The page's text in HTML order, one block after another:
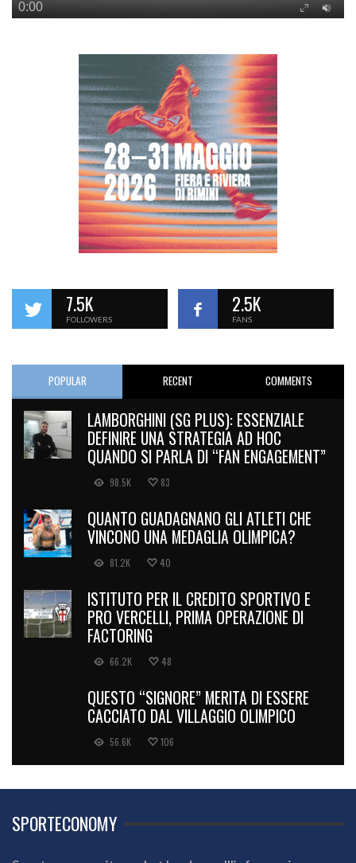
7.5K
FOLLOWERS
2.5K
FANS
POPULAR RECENT COMMENTS
LAMBORGHINI (SG PLUS): ESSENZIALE
DEFINIRE UNA STRATEGIA AD HOC
QUANDO SI PARLA DI “FAN ENGAGEMENT”
98.5K 83
QUANTO GUADAGNANO GLI ATLETI CHE
VINCONO UNA MEDAGLIA OLIMPICA?
81.2K 40
ISTITUTO PER IL CREDITO SPORTIVO E
PRO VERCELLI, PRIMA OPERAZIONE DI
FACTORING
66.2K 48
QUESTO “SIGNORE” MERITA DI ESSERE
CACCIATO DAL VILLAGGIO OLIMPICO
56.6K 106
SPORTECONOMY